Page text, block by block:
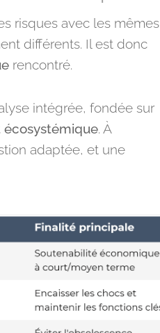
risques avec les mêmes
différents. Il est donc
rencontré.
intégrée, fondée sur
. À
adaptée, et une